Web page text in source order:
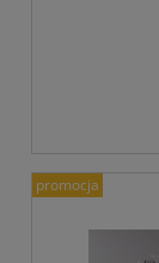
promocja